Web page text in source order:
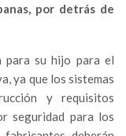
por detrás de
para su hijo para el
ya que los sistemas
y requisitos
seguridad para los